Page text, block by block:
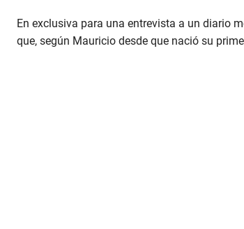
En exclusiva para una entrevista a un diario
que, según Mauricio desde que nació su